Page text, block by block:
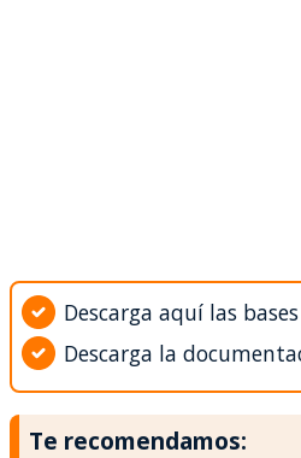
Descarga aquí las bases
Descarga la
Te recomendamos: